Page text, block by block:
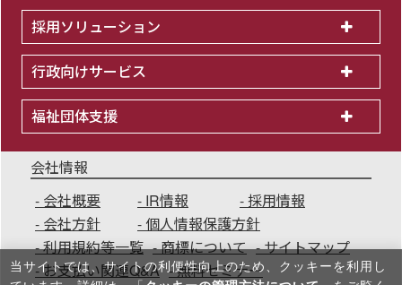
採用ソリューション
行政向けサービス
福祉団体支援
会社情報
会社概要
IR情報
採用情報
会社方針
個人情報保護方針
利用規約等一覧
商標について
サイトマップ
お支払い関連Q&A
無料セミナー
当サイトでは、サイトの利便性向上のため、クッキーを利⽤し